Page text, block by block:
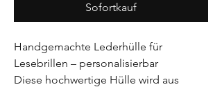
Sofortkauf
Handgemachte Lederhülle für
Lesebrillen – personalisierbar
Diese hochwertige Hülle wird aus